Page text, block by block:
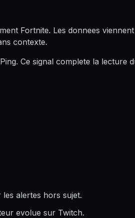
Fortnite. Les donnees
contexte.
Ce signal complete la
alertes hors sujet.
evolue sur Twitch.